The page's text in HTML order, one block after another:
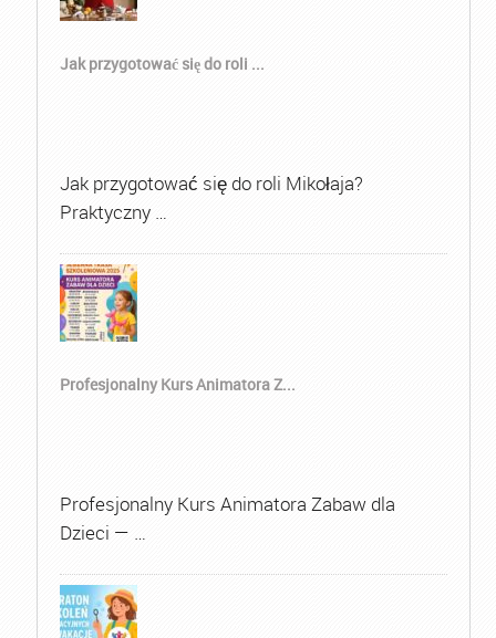
Jak przygotować się do roli ...
Jak przygotować się do roli Mikołaja?
Praktyczny …
Profesjonalny Kurs Animatora Z...
Profesjonalny Kurs Animatora Zabaw dla
Dzieci — …